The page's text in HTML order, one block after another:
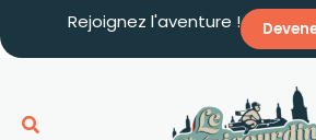
au
Rejoignez l'aventure !
Rechercher